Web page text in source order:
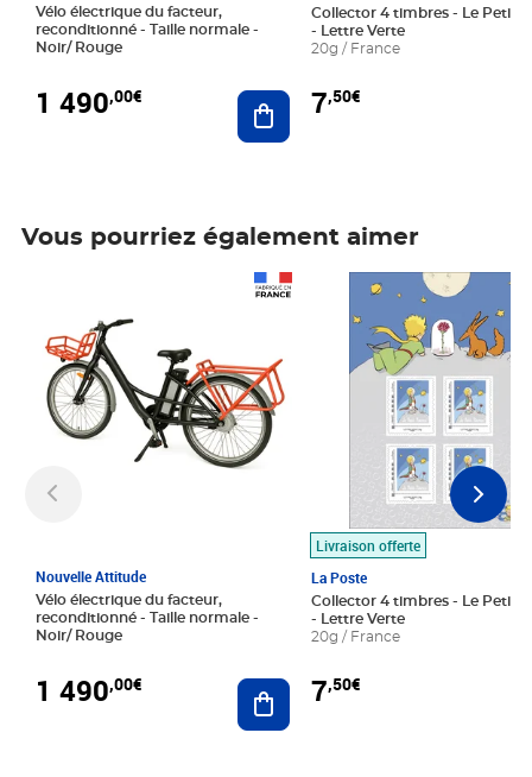
Vélo électrique du facteur,
reconditionné - Taille normale -
Noir/ Rouge
1 490,00€ Ajouter au panier
Collector 4 timbres - Le Petit
- Lettre Verte
20g / France
7,50€
Vous pourriez également aimer
Nouvelle Attitude
Vélo électrique du facteur,
reconditionné - Taille normale -
Noir/ Rouge
1 490,00€ Ajouter au panier
Livraison offerte
La Poste
Collector 4 timbres - Le Petit
- Lettre Verte
20g / France
7,50€
Prix 7,50€